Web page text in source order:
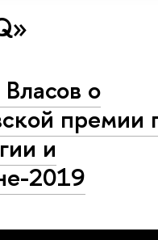
о
премии
и
2019